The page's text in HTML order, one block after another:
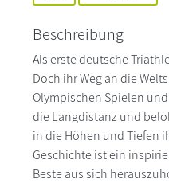
Beschreibung
Als erste deutsche
Doch ihr Weg an die
Olympischen Spielen
die Langdistanz und
in die Höhen und Tiefen
Geschichte ist ein
Beste aus sich